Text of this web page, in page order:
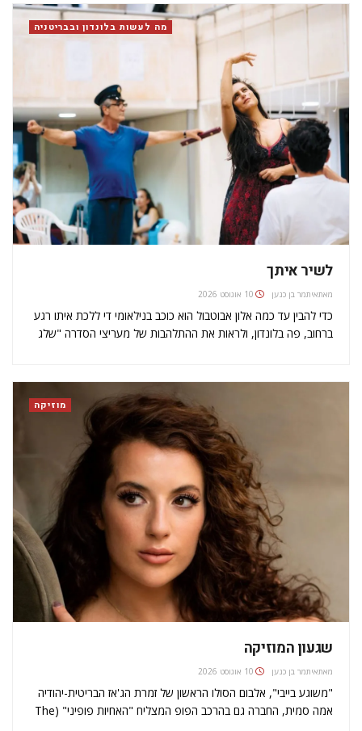
בקונצרט הזה…
מה לעשות בלונדון ובבריטניה
לשיר איתך
מאתאיתמר בן כנען 10 אוגוסט 2026
כדי להבין עד כמה אלון אבוטבול הוא כוכב בנילאומי די ללכת איתו רגע
ברחוב, פה בלונדון, ולראות את ההתלהבות של מעריצי הסדרה "שלג
מוזיקה
שגעון המוזיקה
מאתאיתמר בן כנען 10 אוגוסט 2026
"משוגע בייבי", אלבום הסולו הראשון של זמרת הג'אז הבריטית-יהודיה
אמה סמית, החברה גם בהרכב הפופ המצליח "האחיות פופיני" (The